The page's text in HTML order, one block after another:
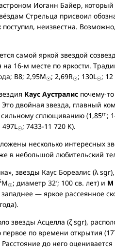
Иоганн Байер, который
Стрельца присвоил
неизвестна.
самой яркой звездой
16-м месте по яркости.
B8; 2,95M☉; 2,69R☉; 130L☉; 12
Каус Аустралис почему-
Это двойная звезда, главный
сплющиванию (1,85m;
497L☉; 7433-11 720 K).
несколько интересных
в небольшой любительский
звезды Каус Бореалис (λ
M☉; диаметр 32′; 100 св. лет) и
западнее — яркое рассеянное
звезды Асцелла (ζ sgr),
по времени открытия
до него